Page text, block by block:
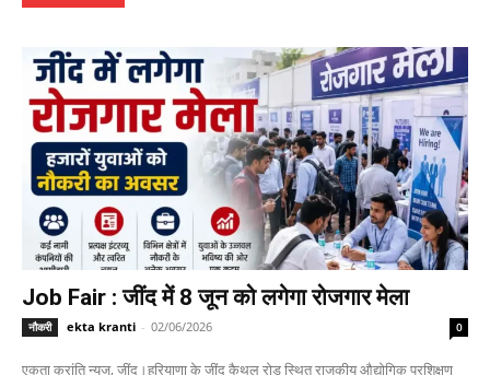
Job Fair : जींद में 8 जून को लगेगा रोजगार मेला
नौकरी ekta kranti - 02/06/2026 0
एकता क्रांति न्यूज, जींद।हरियाणा के जींद कैथल रोड स्थित राजकीय औद्योगिक प्रशिक्षण